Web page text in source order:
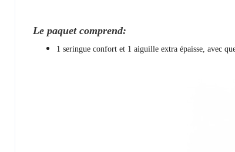
Le paquet comprend:
1 seringue confort et 1 aiguille extra épaisse, avec